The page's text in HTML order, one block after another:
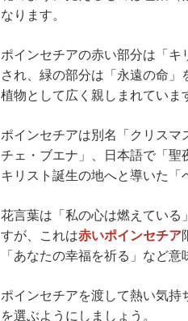
なります。
ポインセチアの赤い部分は「キ
され、緑の部分は「永遠の命
植物として広く親しまれていま
ポインセチアは別名「クリス
チェ・ブエナ」、日本語で「聖
キリスト誕生の地へと導いた「
花言葉は「私の心は燃えている
すが、これは赤いポインセチア
「あなたの幸福を祈る」など
ポインセチアを渡して熱い気
を選ぶようにしましょう。